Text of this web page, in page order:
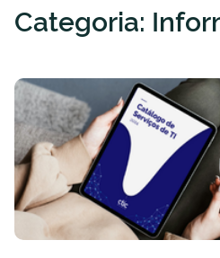
Categoria: